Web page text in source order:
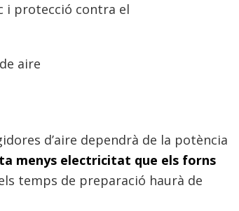
i protecció contra el
d’aire dependrà de la potència
menys electricitat que els forns
temps de preparació haurà de